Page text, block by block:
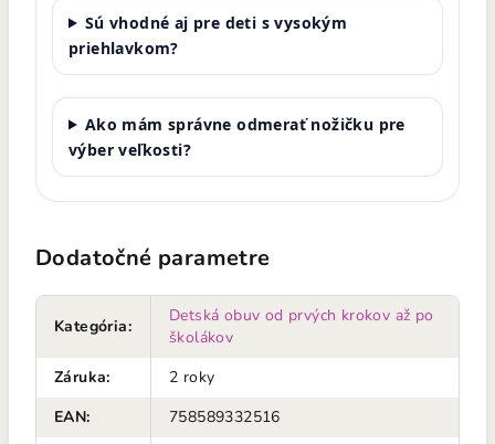
Sú vhodné aj pre deti s vysokým
priehlavkom?
Ako mám správne odmerať nožičku pre
výber veľkosti?
Dodatočné parametre
Kategória:
Detská obuv od prvých krokov až po
školákov
Záruka:
2 roky
EAN:
758589332516